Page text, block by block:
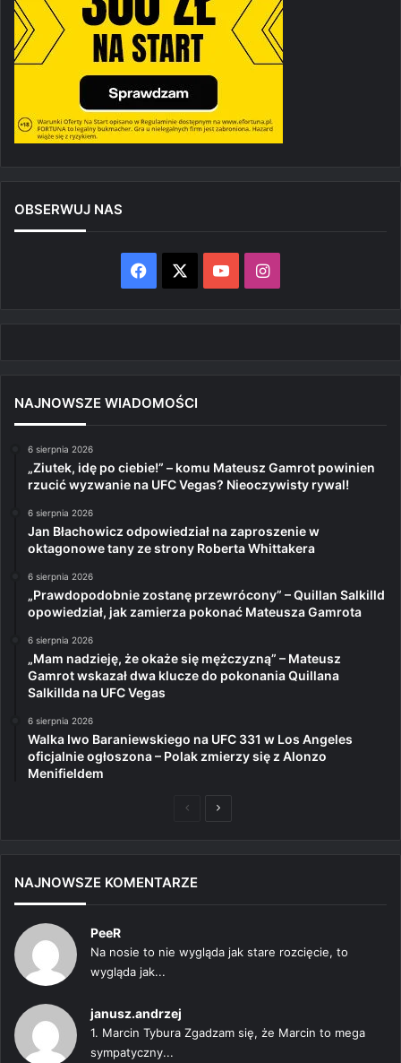
OBSERWUJ NAS
Facebook YouTubeInstagram
NAJNOWSZE WIADOMOŚCI
6 sierpnia 2026
„Ziutek, idę po ciebie!” – komu Mateusz Gamrot powinien
rzucić wyzwanie na UFC Vegas? Nieoczywisty rywal!
6 sierpnia 2026
Jan Błachowicz odpowiedział na zaproszenie w
oktagonowe tany ze strony Roberta Whittakera
6 sierpnia 2026
„Prawdopodobnie zostanę przewrócony” – Quillan Salkilld
opowiedział, jak zamierza pokonać Mateusza Gamrota
6 sierpnia 2026
„Mam nadzieję, że okaże się mężczyzną” – Mateusz
Gamrot wskazał dwa klucze do pokonania Quillana
Salkillda na UFC Vegas
6 sierpnia 2026
Walka Iwo Baraniewskiego na UFC 331 w Los Angeles
oficjalnie ogłoszona – Polak zmierzy się z Alonzo
Menifieldem
PoprzedniaNastępna
NAJNOWSZE KOMENTARZE
PeeR
Na nosie to nie wygląda jak stare rozcięcie, to
wygląda jak...
janusz.andrzej
1. Marcin Tybura Zgadzam się, że Marcin to mega
sympatyczny...